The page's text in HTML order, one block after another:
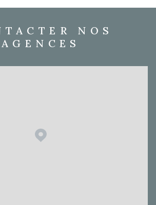
NOS
AGENCES